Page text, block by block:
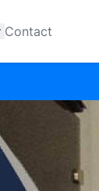
Contact